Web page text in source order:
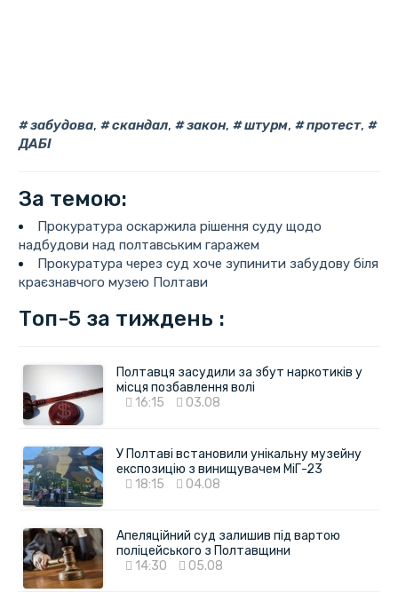
забудова, скандал, закон, штурм, протест,
ДАБІ
За темою:
Прокуратура оскаржила рішення суду щодо
надбудови над полтавським гаражем
Прокуратура через суд хоче зупинити забудову біля
краєзнавчого музею Полтави
Топ-5 за тиждень :
Полтавця засудили за збут наркотиків у
місця позбавлення волі
16:15
03.08
У Полтаві встановили унікальну музейну
експозицію з винищувачем МіГ-23
18:15
04.08
Апеляційний суд залишив під вартою
поліцейського з Полтавщини
14:30
05.08